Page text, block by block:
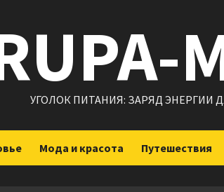
УГОЛОК ПИТАНИЯ: ЗАРЯД ЭНЕРГИИ
Мода и красота Путешествия